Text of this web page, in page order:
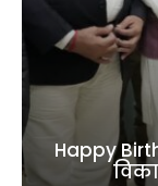
Happy